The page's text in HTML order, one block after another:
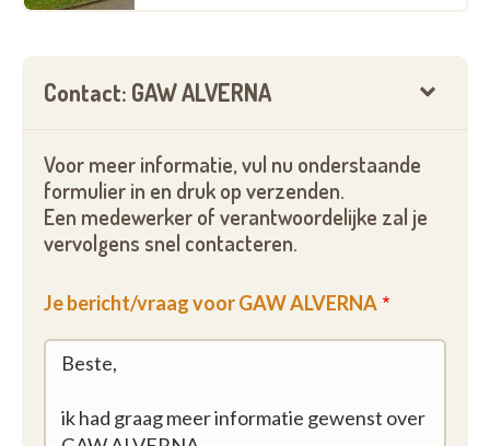
bewoners willen realiseren. Deze zijn:
zelfredzaamheid van de bewoner:
zelfstandig wonen. We wensen dit dan ook maximaal
te ondersteunen.
Het aanbieden van een veilige woonomgeving:
We zetten sterk in op het creëren van een veilige
fysiek veilige leefomgeving, als door het
Het respecteren van de persoonlijke vrijheid van de
Contact: GAW ALVERNA
Voor meer informatie, vul nu onderstaande
formulier in en druk op verzenden.
Een medewerker of verantwoordelijke zal je
vervolgens snel contacteren.
Je bericht/vraag voor GAW ALVERNA